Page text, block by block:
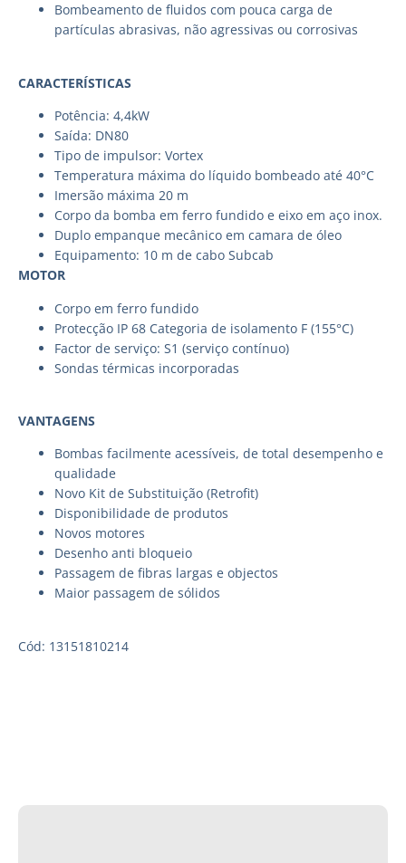
Bombeamento de fluidos com pouca carga de
partículas abrasivas, não agressivas ou corrosivas
CARACTERÍSTICAS
Potência: 4,4kW
Saída: DN80
Tipo de impulsor: Vortex
Temperatura máxima do líquido bombeado até 40°C
Imersão máxima 20 m
Corpo da bomba em ferro fundido e eixo em aço inox.
Duplo empanque mecânico em camara de óleo
Equipamento: 10 m de cabo Subcab
MOTOR
Corpo em ferro fundido
Protecção IP 68 Categoria de isolamento F (155°C)
Factor de serviço: S1 (serviço contínuo)
Sondas térmicas incorporadas
VANTAGENS
Bombas facilmente acessíveis, de total desempenho e
qualidade
Novo Kit de Substituição (Retrofit)
Disponibilidade de produtos
Novos motores
Desenho anti bloqueio
Passagem de fibras largas e objectos
Maior passagem de sólidos
Cód: 13151810214